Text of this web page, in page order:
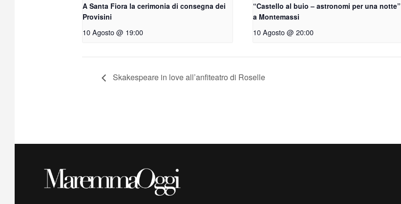
A Santa Fiora la cerimonia di consegna dei
Provisini
10 Agosto @ 19:00
“Castello al buio – astronomi per una notte”
a Montemassi
10 Agosto @ 20:00
Skakespeare in love all’anfiteatro di Roselle